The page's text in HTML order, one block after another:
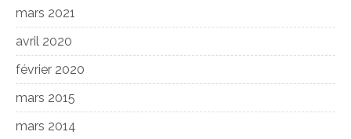
mars 2021
avril 2020
février 2020
mars 2015
mars 2014